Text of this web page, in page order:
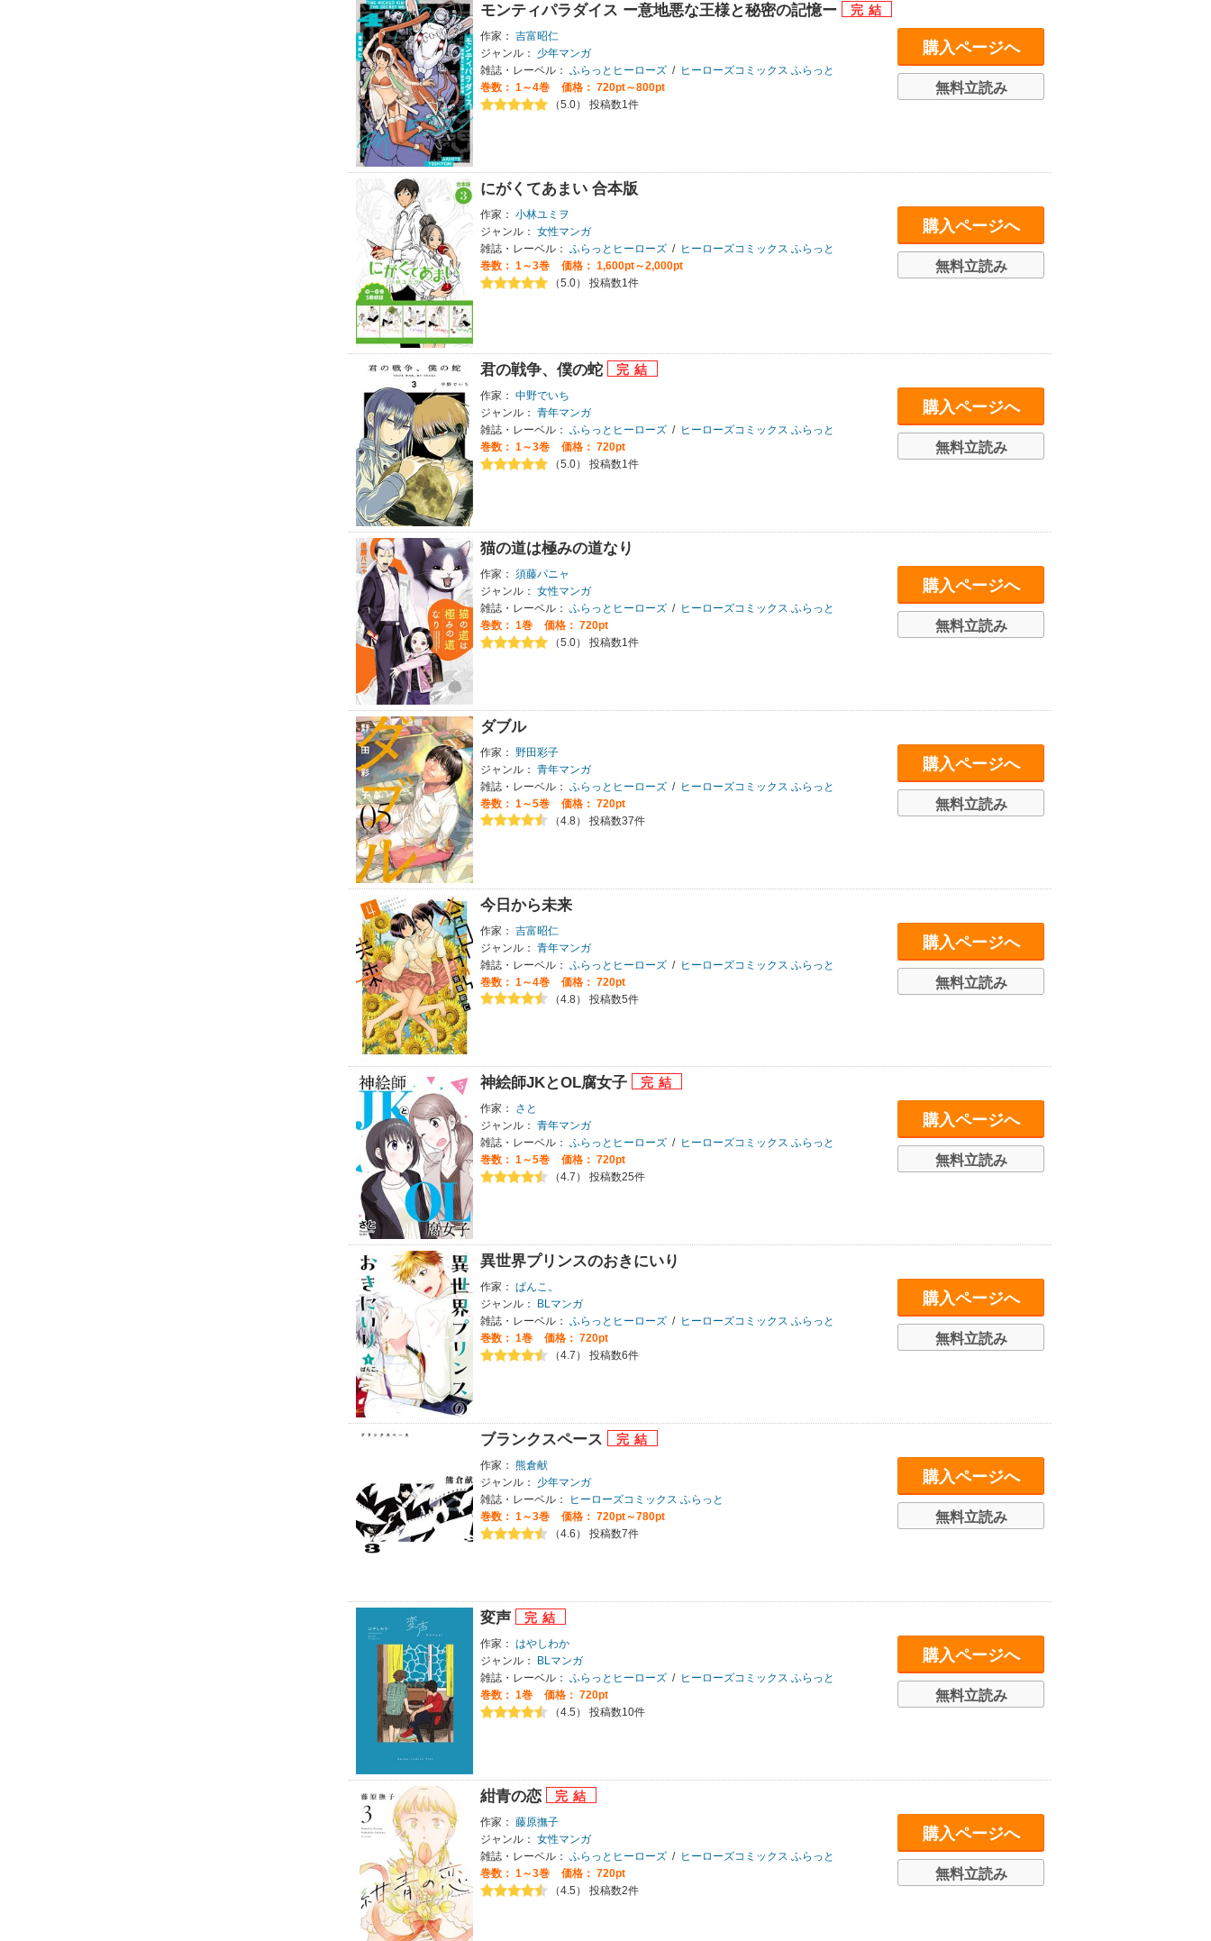
モンティパラダイス ー意地悪な王様と秘密の記憶ー
作家： 吉富昭仁
ジャンル：
少年マンガ
雑誌・レーベル： ふらっとヒーローズ /
ヒーローズコミックス ふらっと
巻数： 1～4巻
価格： 720pt～800pt
（5.0） 投稿数1件
購入ページへ
無料立読み
にがくてあまい 合本版
作家： 小林ユミヲ
ジャンル： 女性マンガ
雑誌・レーベル： ふらっとヒーローズ /
ヒーローズコミックス ふらっと
巻数： 1～3巻
価格： 1,600pt～2,000pt
（5.0） 投稿数1件
購入ページへ
無料立読み
君の戦争、僕の蛇
作家： 中野でいち
ジャンル： 青年マンガ
雑誌・レーベル： ふらっとヒーローズ /
ヒーローズコミックス ふらっと
巻数： 1～3巻
価格： 720pt
（5.0） 投稿数1件
購入ページへ
無料立読み
猫の道は極みの道なり
作家： 須藤パニャ
ジャンル： 女性マンガ
雑誌・レーベル： ふらっとヒーローズ /
ヒーローズコミックス ふらっと
巻数： 1巻
価格： 720pt
（5.0） 投稿数1件
購入ページへ
無料立読み
ダブル
作家： 野田彩子
ジャンル： 青年マンガ
雑誌・レーベル： ふらっとヒーローズ /
ヒーローズコミックス ふらっと
巻数： 1～5巻
価格： 720pt
（4.8） 投稿数37件
購入ページへ
無料立読み
今日から未来
作家： 吉富昭仁
ジャンル： 青年マンガ
雑誌・レーベル： ふらっとヒーローズ /
ヒーローズコミックス ふらっと
巻数： 1～4巻
価格： 720pt
（4.8） 投稿数5件
購入ページへ
無料立読み
神絵師JKとOL腐女子
作家：
さと
ジャンル： 青年マンガ
雑誌・レーベル： ふらっとヒーローズ /
ヒーローズコミックス ふらっと
巻数： 1～5巻
価格： 720pt
（4.7） 投稿数25件
購入ページへ
無料立読み
異世界プリンスのおきにいり
作家： ぱんこ。
ジャンル：
BLマンガ
雑誌・レーベル： ふらっとヒーローズ /
ヒーローズコミックス ふらっと
巻数： 1巻
価格： 720pt
（4.7） 投稿数6件
購入ページへ
無料立読み
ブランクスペース
作家： 熊倉献
ジャンル：
少年マンガ
雑誌・レーベル：
ヒーローズコミックス ふらっと
巻数： 1～3巻
価格： 720pt～780pt
（4.6） 投稿数7件
購入ページへ
無料立読み
変声
作家： はやしわか
ジャンル：
BLマンガ
雑誌・レーベル： ふらっとヒーローズ /
ヒーローズコミックス ふらっと
巻数： 1巻
価格： 720pt
（4.5） 投稿数10件
購入ページへ
無料立読み
紺青の恋
作家： 藤原撫子
ジャンル： 女性マンガ
雑誌・レーベル： ふらっとヒーローズ /
ヒーローズコミックス ふらっと
巻数： 1～3巻
価格： 720pt
（4.5） 投稿数2件
購入ページへ
無料立読み